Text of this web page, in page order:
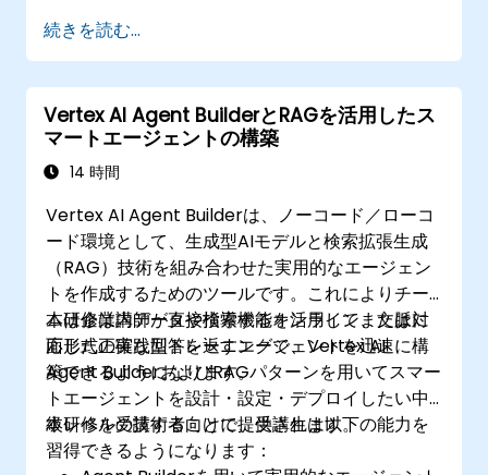
続きを読む...
Vertex AI Agent BuilderとRAGを活用したス
マートエージェントの構築
14 時間
Vertex AI Agent Builderは、ノーコード／ローコ
ード環境として、生成型AIモデルと検索拡張生成
（RAG）技術を組み合わせた実用的なエージェン
トを作成するためのツールです。これによりチー
ムは企業内データや検索機能を活用して、文脈に
応じた正確な回答を返すエージェントを迅速に構
築できるようになります。
本研修は講師が直接指導するオンラインまたは対
面形式の実践型トレーニングで、Vertex AI
Agent BuilderおよびRAGパターンを用いてスマー
トエージェントを設計・設定・デプロイしたい中
級レベルの技術者向けに提供されます。
本研修を受講することで、受講生は以下の能力を
習得できるようになります：